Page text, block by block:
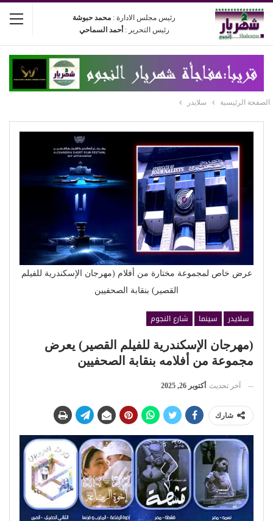
رئيس مجلس الادارة : محمد حبوشة
رئيس التحرير : أحمد السماحي
الصفحة الرئيسية سلايدر
عرض خاص لمجموعة مختارة من أفلام (مهرجان الإسكندرية للفيلم
القصير) بنقابة الصحفيين
سلايدر سينما
شارع النجوم
(مهرجان الإسكندرية للفيلم القصير) يعرض
مجموعة من أفلامه بنقابة الصحفيين
آخر تحديث أكتوبر 26, 2025
شارك